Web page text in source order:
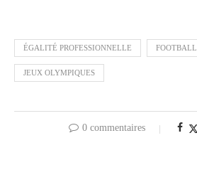
ÉGALITÉ PROFESSIONNELLE FOOTBALL
JEUX OLYMPIQUES
0 commentaires